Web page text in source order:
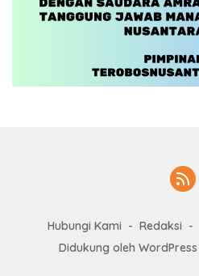
Hubungi Kami Redaksi
Didukung oleh WordPress